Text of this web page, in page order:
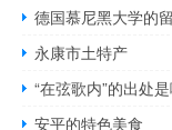
德国慕尼黑大学的
永康市土特产
“在弦歌内”的出处
安平的特色美食